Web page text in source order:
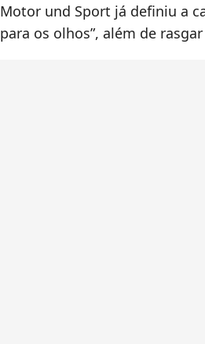
Motor und Sport já definiu a
para os olhos”, além de